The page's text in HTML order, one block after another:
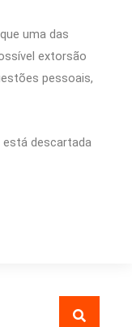
uma das
extorsão
pessoais,
está descartada